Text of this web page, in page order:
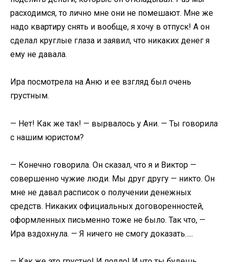
расходимся, то лично мне они не помешают. Мне же
надо квартиру снять и вообще, я хочу в отпуск! А он
сделал круглые глаза и заявил, что никаких денег я
ему не давала.
Ира посмотрела на Аню и ее взгляд был очень
грустным.
— Нет! Как же так! — вырвалось у Ани. — Ты говорила
с нашим юристом?
— Конечно говорила. Он сказал, что я и Виктор —
совершенно чужие люди. Мы друг другу — никто. Он
мне не давал расписок о получении денежных
средств. Никаких официальных договоренностей,
оформленных письменно тоже не было. Так что, —
Ира вздохнула. — Я ничего не смогу доказать…..